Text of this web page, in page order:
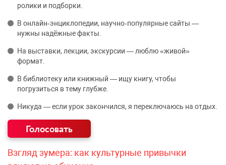
ролики и подборки.
В онлайн‑энциклопедии, научно‑популярные сайты —
нужны надёжные факты.
На выставки, лекции, экскурсии — люблю «живой»
формат.
В библиотеку или книжный — ищу книгу, чтобы
погрузиться в тему глубже.
Никуда — если урок закончился, я переключаюсь на отдых.
Взгляд зумера: как культурные привычки